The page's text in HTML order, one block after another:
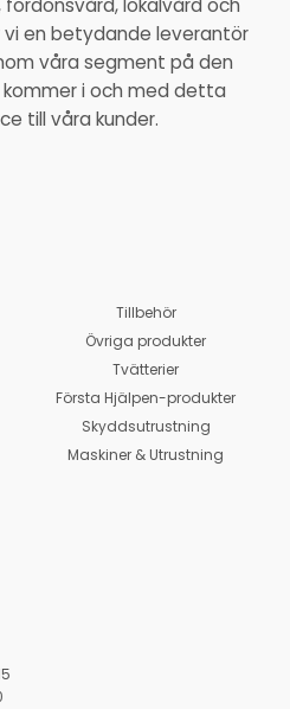
lokalvård och
vi en betydande leverantör
våra segment på den
i och med detta
till våra kunder.
Tillbehör
Övriga produkter
Tvätterier
Första Hjälpen-produkter
Skyddsutrustning
Maskiner & Utrustning